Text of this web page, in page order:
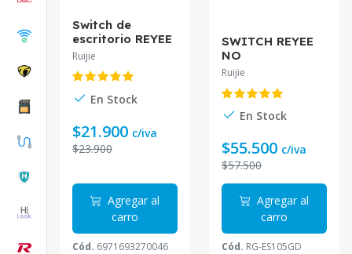
Switch de
escritorio REYEE
plastico no
admin 8 Puertos
10/100/1000Mbp
s RG-ES08G
Ruijie
En Stock
$21.900 c/iva
$23.900
Agregar al
carro
Cód. 6971693270046
SWITCH REYEE
NO
ADMINISTRABLE
5 PUERTOS GIGA
RG-ES105GD
Ruijie
En Stock
$55.500 c/iva
$57.500
Agregar al
carro
Cód. RG-ES105GD